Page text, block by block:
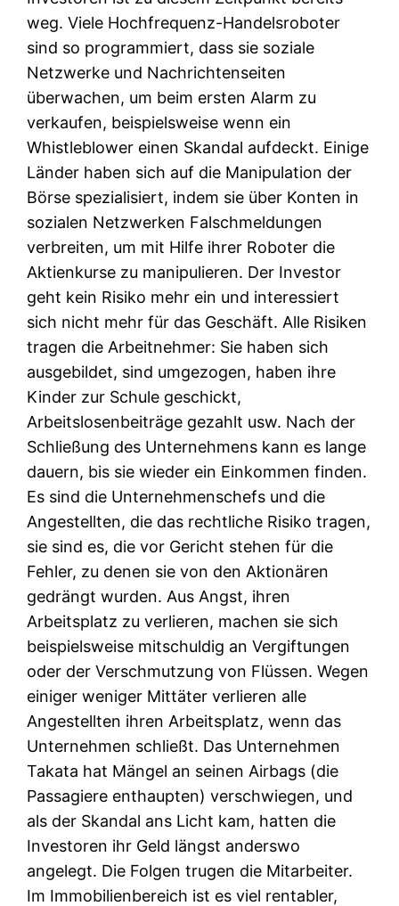
weg. Viele Hochfrequenz-Handelsroboter
sind so programmiert, dass sie soziale
Netzwerke und Nachrichtenseiten
überwachen, um beim ersten Alarm zu
verkaufen, beispielsweise wenn ein
Whistleblower einen Skandal aufdeckt. Einige
Länder haben sich auf die Manipulation der
Börse spezialisiert, indem sie über Konten in
sozialen Netzwerken Falschmeldungen
verbreiten, um mit Hilfe ihrer Roboter die
Aktienkurse zu manipulieren. Der Investor
geht kein Risiko mehr ein und interessiert
sich nicht mehr für das Geschäft. Alle Risiken
tragen die Arbeitnehmer: Sie haben sich
ausgebildet, sind umgezogen, haben ihre
Kinder zur Schule geschickt,
Arbeitslosenbeiträge gezahlt usw. Nach der
Schließung des Unternehmens kann es lange
dauern, bis sie wieder ein Einkommen finden.
Es sind die Unternehmenschefs und die
Angestellten, die das rechtliche Risiko tragen,
sie sind es, die vor Gericht stehen für die
Fehler, zu denen sie von den Aktionären
gedrängt wurden. Aus Angst, ihren
Arbeitsplatz zu verlieren, machen sie sich
beispielsweise mitschuldig an Vergiftungen
oder der Verschmutzung von Flüssen. Wegen
einiger weniger Mittäter verlieren alle
Angestellten ihren Arbeitsplatz, wenn das
Unternehmen schließt. Das Unternehmen
Takata hat Mängel an seinen Airbags (die
Passagiere enthaupten) verschwiegen, und
als der Skandal ans Licht kam, hatten die
Investoren ihr Geld längst anderswo
angelegt. Die Folgen trugen die Mitarbeiter.
Im Immobilienbereich ist es viel rentabler,